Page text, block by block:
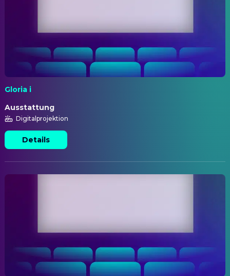
Gloria i
Ausstattung
Digitalprojektion
Details